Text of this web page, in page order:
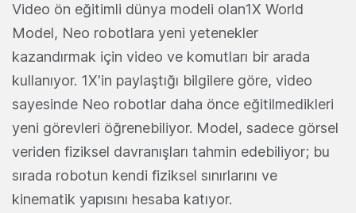
Video ön eğitimli dünya modeli olan1X World
Model, Neo robotlara yeni yetenekler
kazandırmak için video ve komutları bir arada
kullanıyor. 1X'in paylaştığı bilgilere göre, video
sayesinde Neo robotlar daha önce eğitilmedikleri
yeni görevleri öğrenebiliyor. Model, sadece görsel
veriden fiziksel davranışları tahmin edebiliyor; bu
sırada robotun kendi fiziksel sınırlarını ve
kinematik yapısını hesaba katıyor.